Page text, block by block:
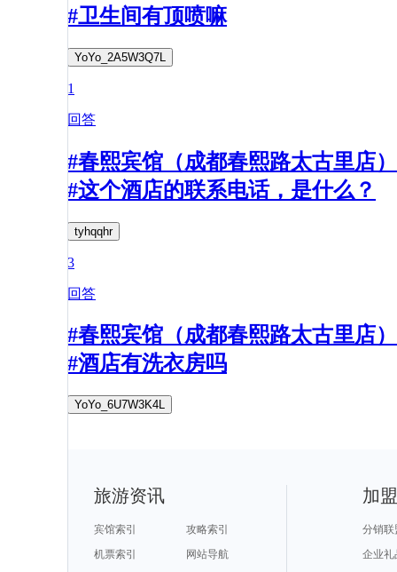
#卫生间有顶喷嘛
YoYo_2A5W3Q7L
1
回答
#春熙宾馆（成都春熙路太古里店）
#这个酒店的联系电话，是什么？
tyhqqhr
3
回答
#春熙宾馆（成都春熙路太古里店）
#酒店有洗衣房吗
YoYo_6U7W3K4L
旅游资讯
宾馆索引
攻略索引
机票索引
网站导航
加
分销联
企业礼